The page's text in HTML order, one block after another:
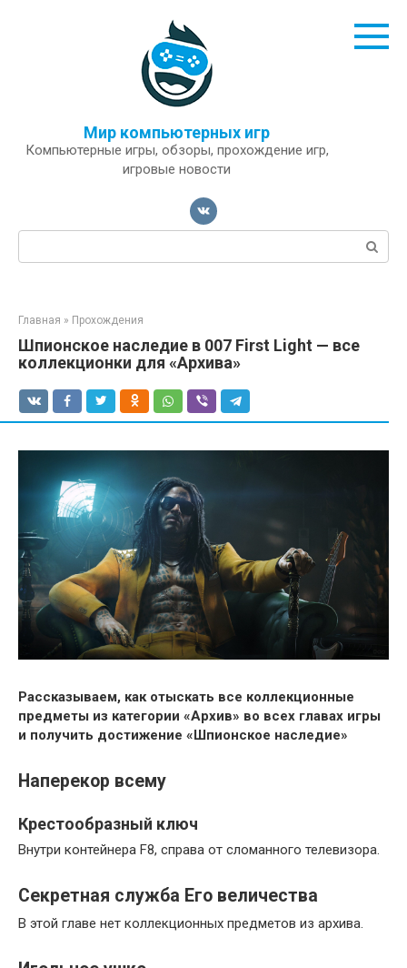
Мир компьютерных игр
Компьютерные игры, обзоры, прохождение игр,
игровые новости
Поиск:
Главная » Прохождения
Шпионское наследие в 007 First Light — все
коллекционки для «Архива»
Рассказываем, как отыскать все коллекционные
предметы из категории «Архив» во всех главах игры
и получить достижение «Шпионское наследие»
Наперекор всему
Крестообразный ключ
Внутри контейнера F8, справа от сломанного телевизора.
Секретная служба Его величества
В этой главе нет коллекционных предметов из архива.